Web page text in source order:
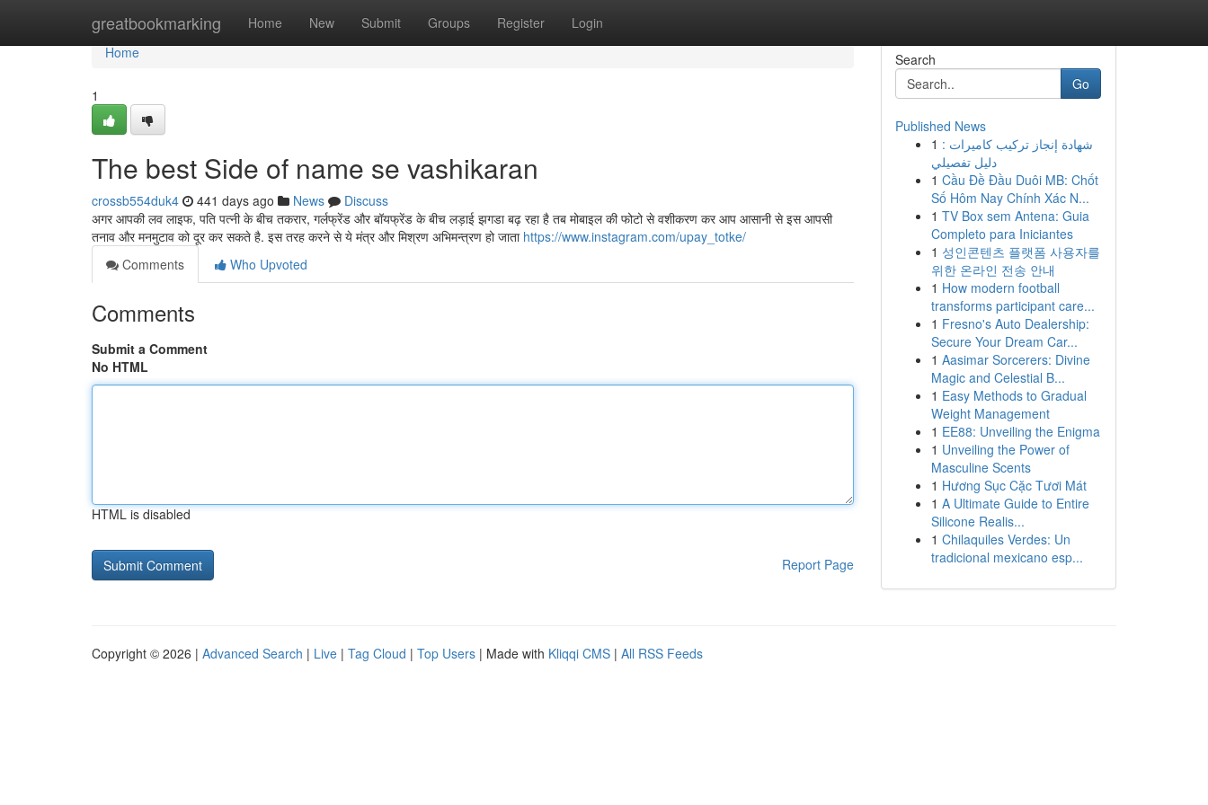
greatbookmarking Home New Submit Groups Register Login
Home
Home
1
The best Side of name se vashikaran
crossb554duk4 441 days ago News
Discuss
अगर आपकी लव लाइफ, पति पत्नी के बीच तकरार, गर्लफ्रेंड और बॉयफ्रेंड के बीच लड़ाई झगडा बढ़ रहा है तब मोबाइल की फोटो से वशीकरण कर आप आसानी से इस आपसी
तनाव और मनमुटाव को दूर कर सकते है. इस तरह करने से ये मंत्र और मिश्रण अभिमन्त्रण हो जाता https://www.instagram.com/upay_totke/
Comments
Who Upvoted
Comments
Submit a Comment
No HTML
HTML is disabled
Report Page
Search
Go
Published News
1 شهادة إنجاز تركيب كاميرات :
دليل تفصيلي
1 Cầu Đề Đầu Duôi MB: Chốt
Số Hôm Nay Chính Xác N...
1 TV Box sem Antena: Guia
Completo para Iniciantes
1 성인콘텐츠 플랫폼 사용자를
위한 온라인 전송 안내
1 How modern football
transforms participant care...
1 Fresno's Auto Dealership:
Secure Your Dream Car...
1 Aasimar Sorcerers: Divine
Magic and Celestial B...
1 Easy Methods to Gradual
Weight Management
1 EE88: Unveiling the Enigma
1 Unveiling the Power of
Masculine Scents
1 Hương Sục Cặc Tươi Mát
1 A Ultimate Guide to Entire
Silicone Realis...
1 Chilaquiles Verdes: Un
tradicional mexicano esp...
Copyright © 2026 | Advanced Search | Live | Tag Cloud | Top Users | Made with Kliqqi CMS | All RSS Feeds